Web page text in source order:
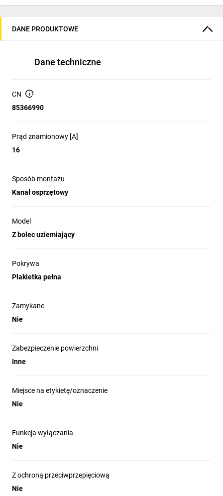
Prąd znamionowy: 16 A; napięcie znamionowe: 250 V, 2-
Konstrukcja: wersja z bolcem uziemiającym (0°), podwójne
Materiał: poliwęglan (PC); kolor: biały (zbliżony RAL 9003).
ochrona przed dotykiem).
Stopień ochrony: IP20.
Temperatura pracy: od -5°C do 40°C.
Waga referencyjna: 7,70 kg na 100 sztuk (dane
producenta).
Zastosowanie
Instalacja w słupach serwisowych i słupkach zasilających.
DANE PRODUKTOWE
Dane techniczne
CN
85366990
Prąd znamionowy [A]
16
Sposób montażu
Kanał osprzętowy
Model
Z bolec uziemiający
Pokrywa
Plakietka pełna
Zamykane
Nie
Zabezpieczenie powierzchni
Inne
Miejsce na etykietę/oznaczenie
Nie
Funkcja wyłączania
Nie
Z ochroną przeciwprzepięciową
Nie